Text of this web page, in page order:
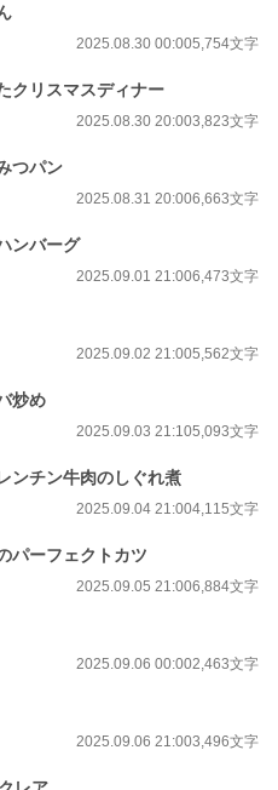
2025.08.30 00:005,754文字
クリスマスディナー
2025.08.30 20:003,823文字
つパン
2025.08.31 20:006,663文字
ンバーグ
2025.09.01 21:006,473文字
2025.09.02 21:005,562文字
炒め
2025.09.03 21:105,093文字
ンチン牛肉のしぐれ煮
2025.09.04 21:004,115文字
パーフェクトカツ
2025.09.05 21:006,884文字
2025.09.06 00:002,463文字
2025.09.06 21:003,496文字